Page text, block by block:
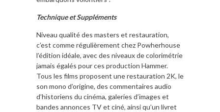
Technique et Suppléments
Niveau qualité des masters et restauration,
c’est comme régulièrement chez Powherhouse
l’édition idéale, avec des niveaux de colorimétrie
jamais égalés pour ces production Hammer.
Tous les films proposent une restauration 2K, le
son mono d’origine, des commentaires audio
d’historiens du cinéma, galeries d’images et
bandes annonces TV et ciné, ainsi qu’un livret